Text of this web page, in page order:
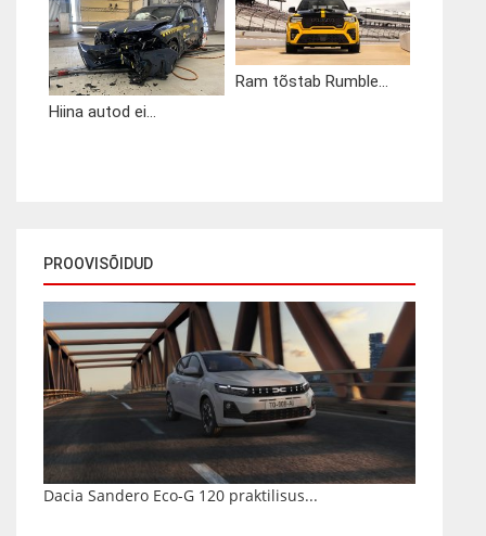
Hiina autod ei...
Ram tõstab Rumble...
PROOVISÕIDUD
Dacia Sandero Eco-G 120 praktilisus...